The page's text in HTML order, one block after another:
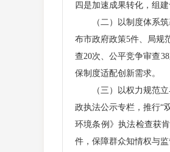
四是加速成果转化，组
（二）以制度体系筑基
布市政府政策5件、局规
查20次、公平竞争审查
保制度适配创新需求。
（三）以权力规范立界
政执法公示专栏，推行“
环境条例》执法检查获
件，保障群众知情权与监